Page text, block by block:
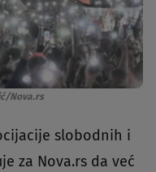
Nova.rs
slobodnih i
za Nova.rs da već